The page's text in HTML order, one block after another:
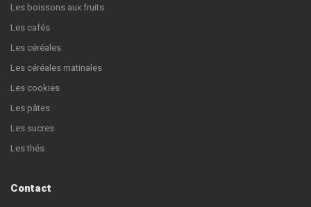
Les boissons aux fruits
Les cafés
Les céréales
Les céréales matinales
Les cookies
Les pâtes
Les sucres
Les thés
Contact